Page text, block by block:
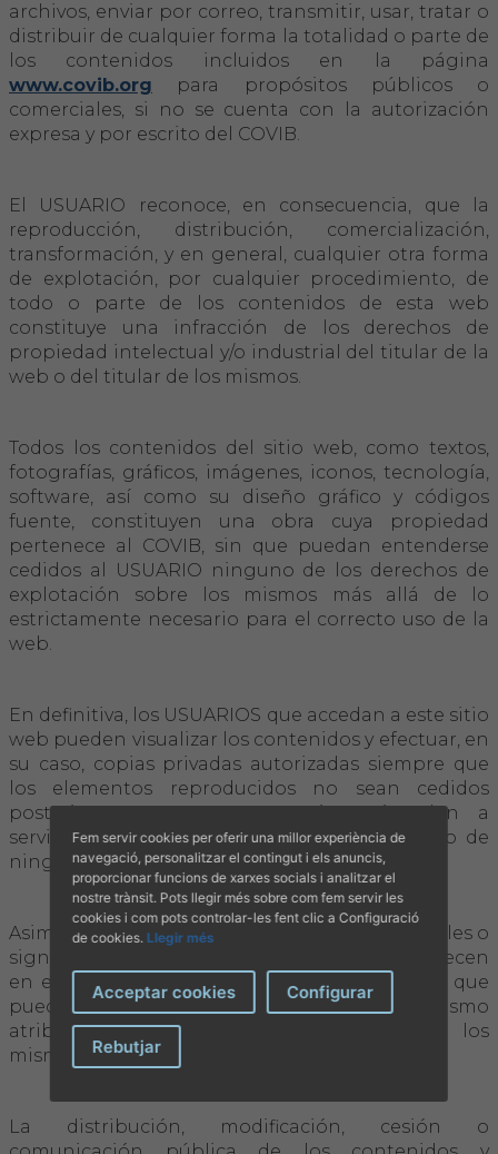
archivos, enviar por correo, transmitir, usar, tratar o
distribuir de cualquier forma la totalidad o parte de
los contenidos incluidos en la página
www.covib.org para propósitos públicos o
comerciales, si no se cuenta con la autorización
expresa y por escrito del COVIB.
El USUARIO reconoce, en consecuencia, que la
reproducción, distribución, comercialización,
transformación, y en general, cualquier otra forma
de explotación, por cualquier procedimiento, de
todo o parte de los contenidos de esta web
constituye una infracción de los derechos de
propiedad intelectual y/o industrial del titular de la
web o del titular de los mismos.
Todos los contenidos del sitio web, como textos,
fotografías, gráficos, imágenes, iconos, tecnología,
software, así como su diseño gráfico y códigos
fuente, constituyen una obra cuya propiedad
pertenece al COVIB, sin que puedan entenderse
cedidos al USUARIO ninguno de los derechos de
explotación sobre los mismos más allá de lo
estrictamente necesario para el correcto uso de la
web.
En definitiva, los USUARIOS que accedan a este sitio
web pueden visualizar los contenidos y efectuar, en
su caso, copias privadas autorizadas siempre que
los elementos reproducidos no sean cedidos
posteriormente a terceros, ni se instalen a
servidores conectados a redes, ni sean objeto de
ningún tipo de explotación.
Asimismo, todas las marcas, nombres comerciales o
signos distintivos de cualquier clase que aparecen
en el sitio web son propiedad del COVIB, sin que
pueda entenderse que el uso o acceso al mismo
atribuya al usuario derecho alguno sobre los
mismos.
La distribución, modificación, cesión o
Fem servir cookies per oferir una millor experiència de
navegació, personalitzar el contingut i els anuncis,
proporcionar funcions de xarxes socials i analitzar el
nostre trànsit. Pots llegir més sobre com fem servir les
cookies i com pots controlar-les fent clic a Configuració
de cookies. Llegir més
Acceptar cookies Configurar
Rebutjar